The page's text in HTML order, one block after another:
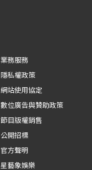
業務服務
隱私權政策
網站使用協定
數位廣告與贊助政策
節目版權銷售
公開招標
官方聲明
星藝象娛樂